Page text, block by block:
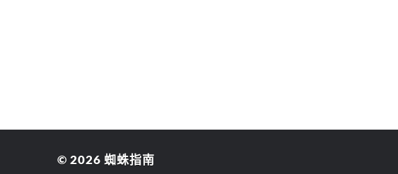
© 2026 蜘蛛指南